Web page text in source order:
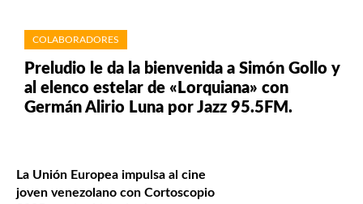
COLABORADORES
Preludio le da la bienvenida a Simón Gollo y
al elenco estelar de «Lorquiana» con
Germán Alirio Luna por Jazz 95.5FM.
La Unión Europea impulsa al cine
joven venezolano con Cortoscopio